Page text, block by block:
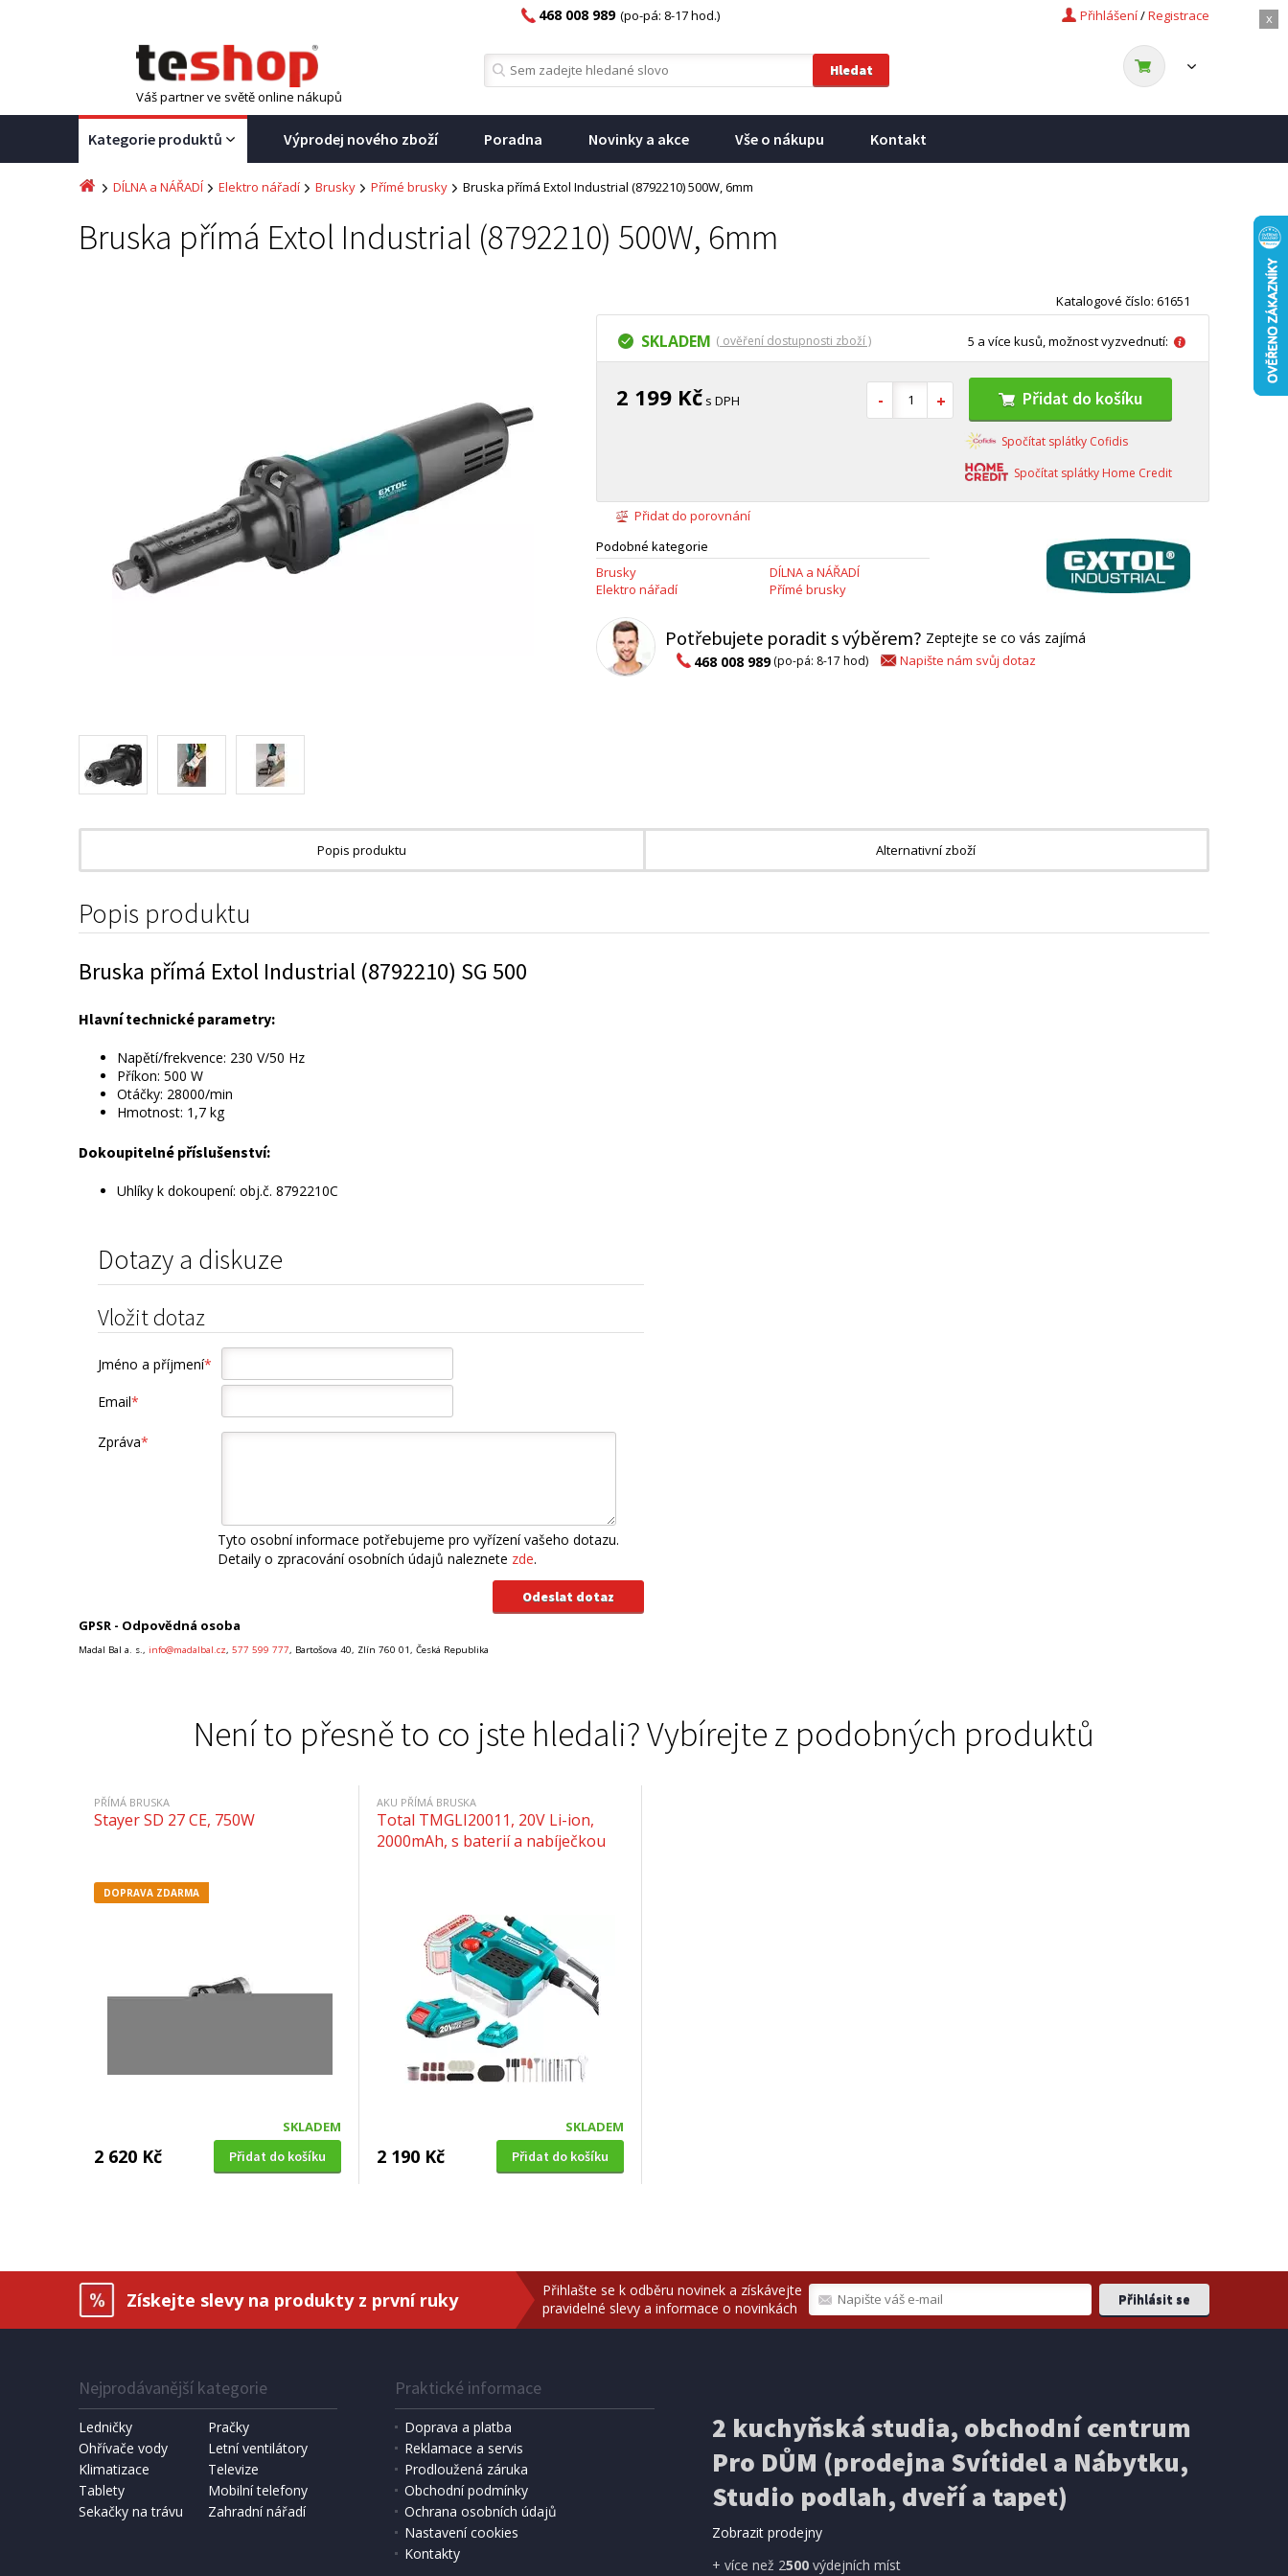
x
Registrace
/
Přihlášení
468 008 989 (po-pá: 8-17 hod.)
Váš partner ve světě online nákupů
Kategorie produktů Výprodej nového zboží Poradna Novinky a akce Vše o nákupu Kontakt
DÍLNA a NÁŘADÍ Elektro nářadí Brusky Přímé brusky Bruska přímá Extol Industrial (8792210) 500W, 6mm
Bruska přímá Extol Industrial (8792210) 500W, 6mm
Katalogové číslo: 61651
SKLADEM ( ověření dostupnosti zboží ) 5 a více kusů, možnost vyzvednutí:
2 199 Kč s DPH Přidat do košíku
Spočítat splátky Cofidis
Spočítat splátky Home Credit
Přidat do porovnání
Podobné kategorie
Brusky
Elektro nářadí
DÍLNA a NÁŘADÍ
Přímé brusky
Potřebujete poradit s výběrem? Zeptejte se co vás zajímá
468 008 989(po-pá: 8-17 hod) Napište nám svůj dotaz
Popis produktu Alternativní zboží
Popis produktu
Bruska přímá Extol Industrial (8792210) SG 500
Hlavní technické parametry:
Napětí/frekvence: 230 V/50 Hz
Příkon: 500 W
Otáčky: 28000/min
Hmotnost: 1,7 kg
Dokoupitelné příslušenství:
Uhlíky k dokoupení: obj.č. 8792210C
Dotazy a diskuze
Vložit dotaz
Jméno a příjmení*
Email*
Zpráva*
Tyto osobní informace potřebujeme pro vyřízení vašeho dotazu.
Detaily o zpracování osobních údajů naleznete zde.
GPSR - Odpovědná osoba
Madal Bal a. s., info@madalbal.cz, 577 599 777, Bartošova 40, Zlín 760 01, Česká Republika
Není to přesně to co jste hledali? Vybírejte z podobných produktů
PŘÍMÁ BRUSKA
Stayer SD 27 CE, 750W
DOPRAVA ZDARMA
SKLADEM
2 620 Kč Přidat do košíku
AKU PŘÍMÁ BRUSKA
Total TMGLI20011, 20V Li-ion,
2000mAh, s baterií a nabíječkou
SKLADEM
2 190 Kč Přidat do košíku
Získejte slevy na produkty z první ruky
Přihlašte se k odběru novinek a získávejte
pravidelné slevy a informace o novinkách
Nejprodávanější kategorie
Ledničky
Pračky
Ohřívače vody
Letní ventilátory
Klimatizace
Televize
Tablety
Mobilní telefony
Sekačky na trávu
Zahradní nářadí
Praktické informace
Doprava a platba
Reklamace a servis
Prodloužená záruka
Obchodní podmínky
Ochrana osobních údajů
Nastavení cookies
Kontakty
2 kuchyňská studia, obchodní centrum
Pro DŮM (prodejna Svítidel a Nábytku,
Studio podlah, dveří a tapet)
Zobrazit prodejny
+ více než 2500výdejních míst